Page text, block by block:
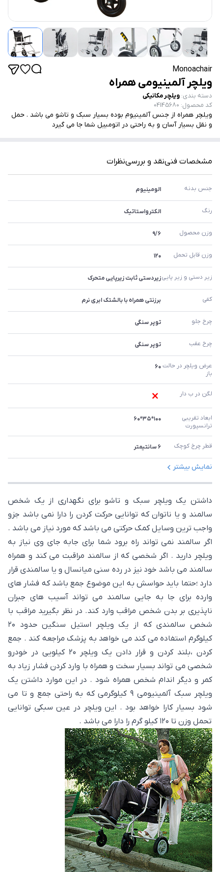
Monoachair
ویلچر آلمینیومی همراه
دسته بندی: ویلچر مکانیکی
کد محصول:
04145680
ویلچر همراه از جنس آلمینیوم بوده بسیار سبک و تاشو می باشد . حمل
و نقل بسیار آسان و به راحتی در اتومبیل شما جا می گیرد
مشخصات فنینقد و بررسینظرات
جنس بدنه الومینیوم
رنگ الکترواستاتیک
وزن محصول ۹/۶
وزن قابل تحمل ۱۲۰
زیر دستی و زیر پاییزیردستی ثابت زیرپایی متحرک
کفی برزنتی همراه با بالشتک ابری نرم
چرخ جلو توپر سنگی
چرخ عقب توپر سنگی
باز
۶۰
لگن در ب دار
ترانسپورت
۱۰۰*۳۵*۶۰
قطر چرخ کوچک ۶ سانتیمتر
نمایش بیشتر
داشتن یک ویلچر سبک و تاشو برای نگهداری از یک شخص
سالمند و یا ناتوان که توانایی حرکت کردن را دارا نمی باشد جزو
واجب ترین وسایل کمک حرکتی می باشد که مورد نیاز می باشد .
اگر سالمند نمی تواند راه برود شما برای جابه جای وی نیاز به
ویلچر دارید . اگر شخصی که از سالمند مراقبت می کند و همراه
سالمند می باشد خود نیز در رده سنی میانسال و یا سالمندی قرار
دارد ؛حتما باید حواسش به این موضوع جمع باشد که فشار های
وارده برای جا به جایی سالمند می تواند آسیب های جبران
ناپذیری بر بدن شخص مراقب وارد کند. در نظر بگیرید مراقب با
شخص سالمندی که از یک ویلچر استیل سنگین حدود ۲۰
کیلوگرم استفاده می کند می خواهد به پزشک مراجعه کند . جمع
کردن ،بلند کردن و قرار دادن یک ویلچر ۲۰ کیلویی در خودرو
شخصی می تواند بسیار سخت و همراه با وارد کردن فشار زیاد به
کمر و دیگر اندام شخص همراه شود . در این موارد داشتن یک
ویلچر سبک آلمینیومی ۹ کیلوگرمی که به راحتی جمع و تا می
شود بسیار کارا خواهد بود . این ویلچر در عین سبکی توانایی
تحمل وزن تا ۱۲۰ کیلو گرم را دارا می باشد .